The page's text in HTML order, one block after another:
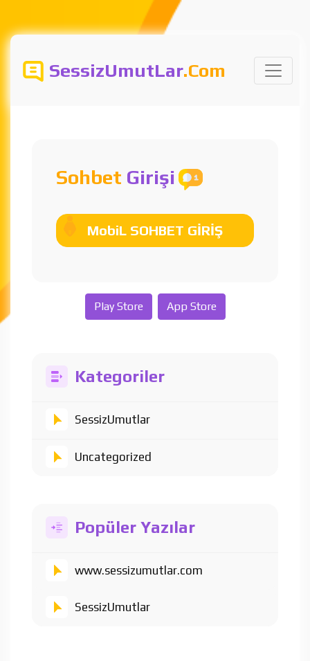
SessizUmutLar.Com
Sohbet Girişi
MobiL SOHBET GİRİŞ
Play Store App Store
Kategoriler
SessizUmutlar
Uncategorized
Popüler Yazılar
www.sessizumutlar.com
SessizUmutlar